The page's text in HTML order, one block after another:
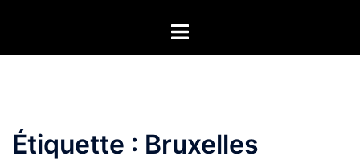
contenu
Ouvrir/fermer
Étiquette : Bruxelles